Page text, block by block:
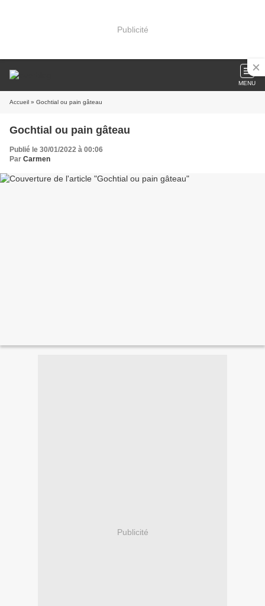
Publicité
MENU
Accueil » Gochtial ou pain gâteau
Gochtial ou pain gâteau
Publié le 30/01/2022 à 00:06
Par Carmen
Publicité